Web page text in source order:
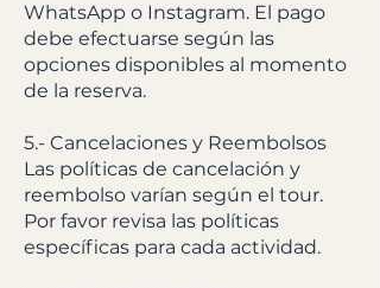
WhatsApp o Instagram. El pago
debe efectuarse según las
opciones disponibles al momento
de la reserva.
5.- Cancelaciones y Reembolsos
Las políticas de cancelación y
reembolso varían según el tour.
Por favor revisa las políticas
específicas para cada actividad.